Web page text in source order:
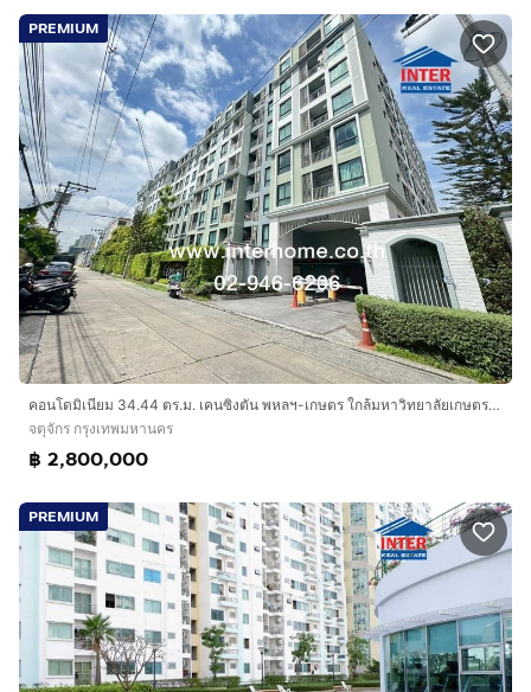
PREMIUM
คอนโดมิเนียม 34.44 ตร.ม. เคนซิงตัน พหลฯ-เกษตร ใกล้มหาวิทยาลัยเกษตรศาสตร์ ซอยพหลโยธิน42 ถนนพหลโยธิน40 แยก1 เขตจตุจักร กรุงเทพมหานคร
จตุจักร กรุงเทพมหานคร
฿ 2,800,000
PREMIUM